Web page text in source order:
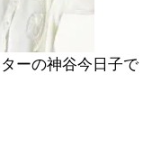
ーの神谷今日子で